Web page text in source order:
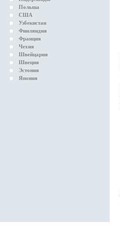
Польша
США
Узбекистан
Финляндия
Франция
Чехия
Швейцария
Швеция
Эстония
Япония